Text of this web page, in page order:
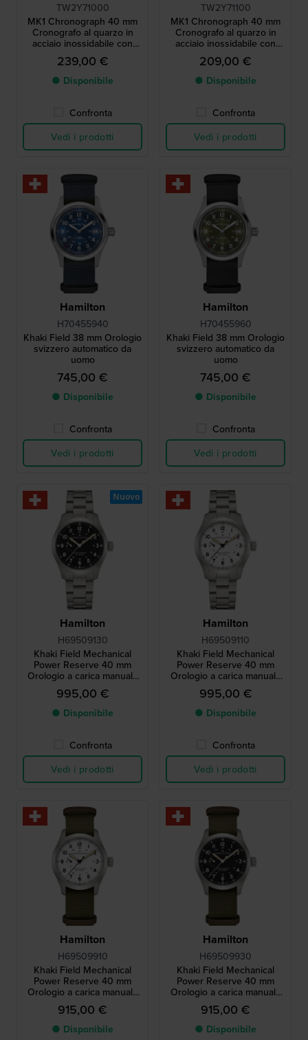
TW2Y71000
MK1 Chronograph 40 mm
Cronografo al quarzo in
acciaio inossidabile con
quadrante 24h
239,00 €
● Disponibile
Confronta
Vedi i prodotti
TW2Y71100
MK1 Chronograph 40 mm
Cronografo al quarzo in
acciaio inossidabile con
quadrante 24h
209,00 €
● Disponibile
Confronta
Vedi i prodotti
Hamilton
H70455940
Khaki Field 38 mm Orologio
svizzero automatico da
uomo
745,00 €
● Disponibile
Confronta
Vedi i prodotti
Hamilton
H70455960
Khaki Field 38 mm Orologio
svizzero automatico da
uomo
745,00 €
● Disponibile
Confronta
Vedi i prodotti
Hamilton
H69509130
Khaki Field Mechanical
Power Reserve 40 mm
Orologio a carica manuale
di fabbricazione svizzera
con indicatore della riserva
di carica
995,00 €
● Disponibile
Confronta
Vedi i prodotti
Nuovo
Hamilton
H69509110
Khaki Field Mechanical
Power Reserve 40 mm
Orologio a carica manuale
di fabbricazione svizzera
con indicatore della riserva
di carica
995,00 €
● Disponibile
Confronta
Vedi i prodotti
Hamilton
H69509910
Khaki Field Mechanical
Power Reserve 40 mm
Orologio a carica manuale
di fabbricazione svizzera
con indicatore della riserva
di carica
915,00 €
● Disponibile
Hamilton
H69509930
Khaki Field Mechanical
Power Reserve 40 mm
Orologio a carica manuale
di fabbricazione svizzera
con indicatore della riserva
di carica
915,00 €
● Disponibile